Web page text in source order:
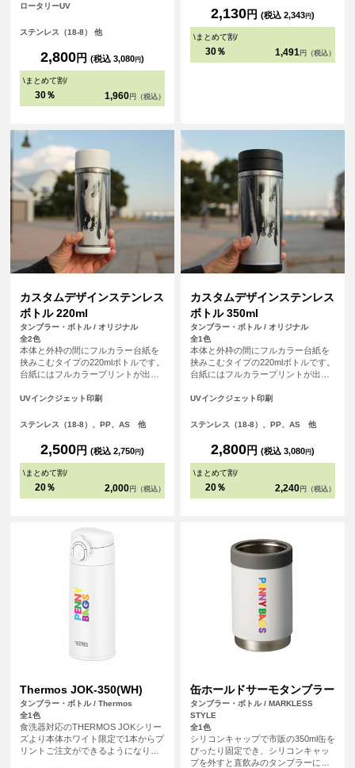
てぐるっと360°のフルカラープリン
がります。
ロータリーUV
ステンレス（18-8） 他
2,800円 (税込 3,080円)
\まとめて割/
30％ 1,960 円（税込）
2,130円 (税込 2,343円)
\まとめて割/
30％ 1,491 円（税込）
カスタムデザインステンレス
ボトル 220ml
タンブラー・ボトル / オリジナル
全2色
本体と外枠の間にフルカラー台紙を
挟みこむタイプの220mlボトルです。
台紙にはフルカラープリントが出来
もOK、手書きのデザイン等、自由自
描いたデザイン等、チームやご卒業
です。
UVインクジェット印刷
ステンレス（18-8）、PP、AS 他
2,500円 (税込 2,750円)
\まとめて割/
20％ 2,000 円（税込）
カスタムデザインステンレス
ボトル 350ml
タンブラー・ボトル / オリジナル
全1色
本体と外枠の間にフルカラー台紙を
挟みこむタイプの220mlボトルです。
台紙にはフルカラープリントが出来
もOK、手書きのデザイン等、自由自
描いたデザイン等、チームやご卒業
です。
UVインクジェット印刷
ステンレス（18-8）、PP、AS 他
2,800円 (税込 3,080円)
\まとめて割/
20％ 2,240 円（税込）
Thermos JOK-350(WH)
タンブラー・ボトル / Thermos
全1色
食洗器対応のTHERMOS JOKシリー
ズより本体ホワイト限定で1本からプ
リントご注文ができるようになりま
缶ホールドサーモタンブラー
タンブラー・ボトル / MARKLESS
STYLE
全1色
シリコンキャップで市販の350ml缶を
ぴったり固定でき、シリコンキャッ
プを外すと直飲みのタンブラーに